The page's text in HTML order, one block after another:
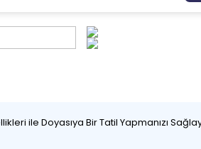
ile Doyasıya Bir Tatil Yapmanızı